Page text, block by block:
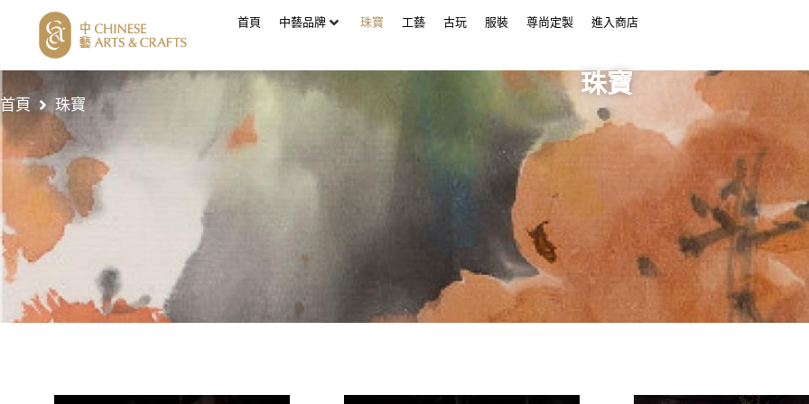
首頁 中藝品牌 珠寶 工藝 古玩 服裝 尊尚定製 進入商店
珠寶
首頁 珠寶